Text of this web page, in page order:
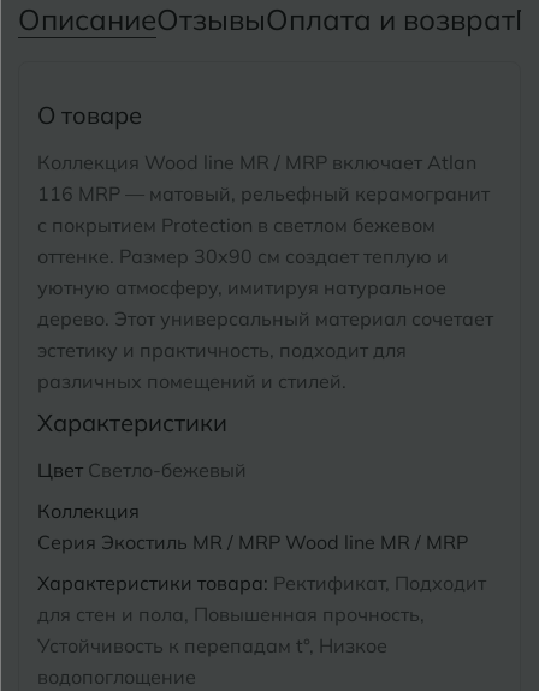
ОписаниеОтзывыОплата и возврат
О товаре
Коллекция Wood line MR / MRP включает Atlan
116 MRP — матовый, рельефный керамогранит
с покрытием Protection в светлом бежевом
оттенке. Размер 30x90 см создает теплую и
уютную атмосферу, имитируя натуральное
дерево. Этот универсальный материал сочетает
эстетику и практичность, подходит для
различных помещений и стилей.
Характеристики
Цвет Светло-бежевый
Коллекция
Серия Экостиль MR / MRP Wood line MR / MRP
Характеристики товара: Ректификат, Подходит
для стен и пола, Повышенная прочность,
Устойчивость к перепадам t°, Низкое
водопоглощение
Е
Иваново
Ижевск
Кемерово
Кострома
Котлас
Курган
Тольятти
Томск
Тула
Тюмень
Уфа
Х Химки